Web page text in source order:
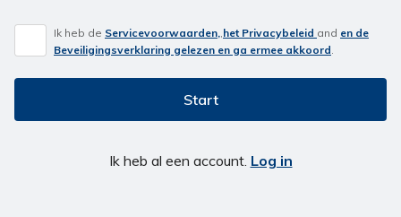
Ik heb de Servicevoorwaarden,,het Privacybeleid and en de
Beveiligingsverklaring gelezen en ga ermee akkoord.
Start
Ik heb al een account. Log in